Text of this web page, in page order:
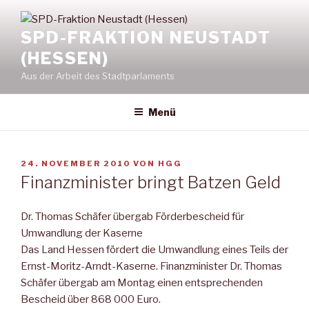
Inhalt
springenSPD-FRAKTION NEUSTADT
(HESSEN)
Aus der Arbeit des Stadtparlaments
Menü
VERÖFFENTLICHT
AM
24. NOVEMBER 2010 VON HGG
Finanzminister bringt Batzen Geld
Dr. Thomas Schäfer übergab Förderbescheid für
Umwandlung der Kaserne
Das Land Hessen fördert die Umwandlung eines Teils der
Ernst-Moritz-Arndt-Kaserne. Finanzminister Dr. Thomas
Schäfer übergab am Montag einen entsprechenden
Bescheid über 868 000 Euro.